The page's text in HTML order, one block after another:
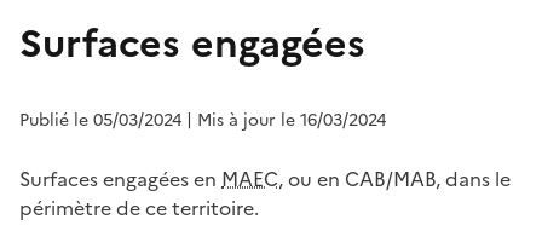
Surfaces engagées
Publié le 05/03/2024 | Mis à jour le 16/03/2024
Surfaces engagées en MAEC, ou en CAB/MAB, dans le
périmètre de ce territoire.